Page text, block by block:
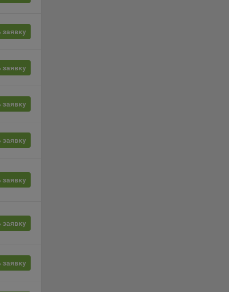
заявку
заявку
заявку
заявку
заявку
заявку
заявку